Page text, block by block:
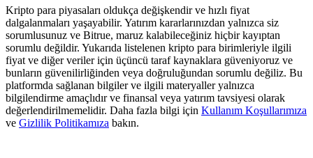
Register & Trade to Win 500,000 USDT
Precious Metals Trading Carnival
Trade Gold & Silver · 33,333 USDT Bonus
Kripto para piyasaları oldukça değişkendir ve hızlı fiyat
dalgalanmaları yaşayabilir. Yatırım kararlarınızdan yalnızca siz
sorumlusunuz ve Bitrue, maruz kalabileceğiniz hiçbir kayıptan
sorumlu değildir. Yukarıda listelenen kripto para birimleriyle ilgili
fiyat ve diğer veriler için üçüncü taraf kaynaklara güveniyoruz ve
bunların güvenilirliğinden veya doğruluğundan sorumlu değiliz. Bu
platformda sağlanan bilgiler ve ilgili materyaller yalnızca
bilgilendirme amaçlıdır ve finansal veya yatırım tavsiyesi olarak
değerlendirilmemelidir. Daha fazla bilgi için Kullanım Koşullarımıza
ve Gizlilik Politikamıza bakın.